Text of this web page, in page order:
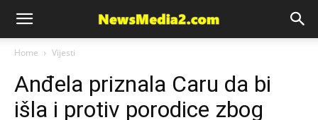
News
Media
Home Vijesti
Anđela priznala Caru da bi
išla i protiv porodice zbog